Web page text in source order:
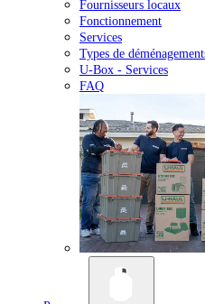
Fournisseurs locaux
Fonctionnement
Services
Types de
U-Box - Services
FAQ